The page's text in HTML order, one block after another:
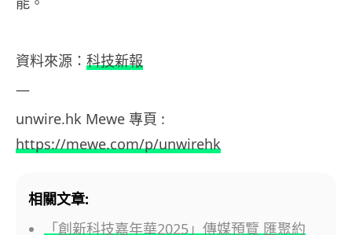
資料來源： 科技新報
—
unwire.hk Mewe 專頁 :
https://mewe.com/p/unwirehk
相關文章:
「創新科技嘉年華2025」傳媒預覽 匯聚約